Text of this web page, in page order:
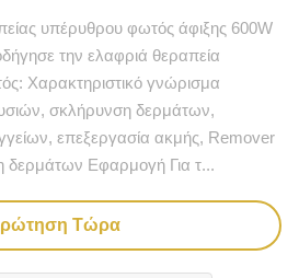
υπέρυθρου φωτός άφιξης 600W
την ελαφριά θεραπεία
Χαρακτηριστικό γνώρισμα
σκλήρυνση δερμάτων,
επεξεργασία ακμής, Remover
δερμάτων Εφαρμογή Για τ...
Τώρα